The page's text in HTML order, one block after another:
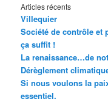
Articles récents
Villequier
Société de contrôle et
ça suffit !
La renaissance…de
Dérèglement
Si nous voulons la
essentiel.